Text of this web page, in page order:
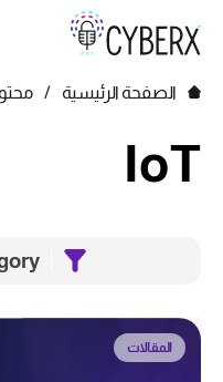
الصفحة الرئيسية /
IoT
المقالات